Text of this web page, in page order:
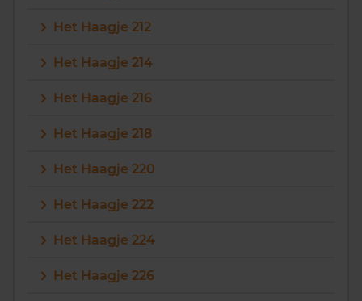
Het Haagje 212
Het Haagje 214
Het Haagje 216
Het Haagje 218
Het Haagje 220
Het Haagje 222
Het Haagje 224
Het Haagje 226